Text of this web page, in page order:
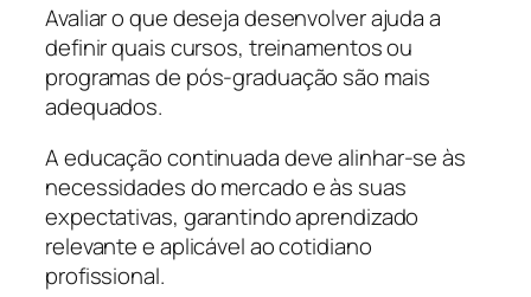
Avaliar o que deseja desenvolver ajuda a
definir quais cursos, treinamentos ou
programas de pós-graduação são mais
adequados.
A educação continuada deve alinhar-se às
necessidades do mercado e às suas
expectativas, garantindo aprendizado
relevante e aplicável ao cotidiano
profissional.